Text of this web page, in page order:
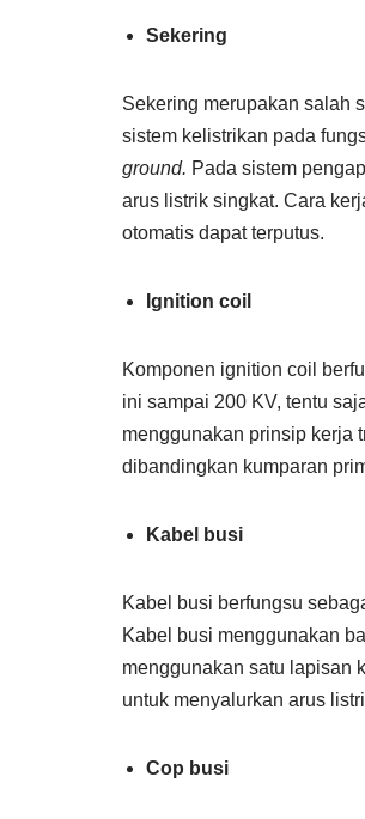
Sekering
Sekering merupakan salah
sistem kelistrikan pada
ground. Pada sistem
arus listrik singkat. Cara
otomatis dapat terputus.
Ignition coil
Komponen ignition coil
ini sampai 200 KV, tentu
menggunakan prinsip kerja
dibandingkan kumparan
Kabel busi
Kabel busi berfungsu
Kabel busi menggunakan
menggunakan satu lapisan
untuk menyalurkan arus
Cop busi